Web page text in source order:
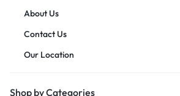
About Us
Contact Us
Our Location
Shop by Categories